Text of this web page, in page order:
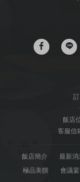
飯店
客服信
飯店簡介 最新消
極品美饌
會議